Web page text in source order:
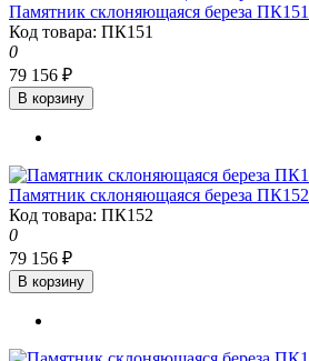
Памятник склоняющаяся береза ПК151
Код товара: ПК151
0
79 156 ₽
В корзину
Памятник склоняющаяся береза ПК152
Код товара: ПК152
0
79 156 ₽
В корзину